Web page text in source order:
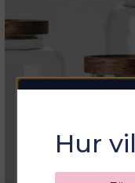
Hur